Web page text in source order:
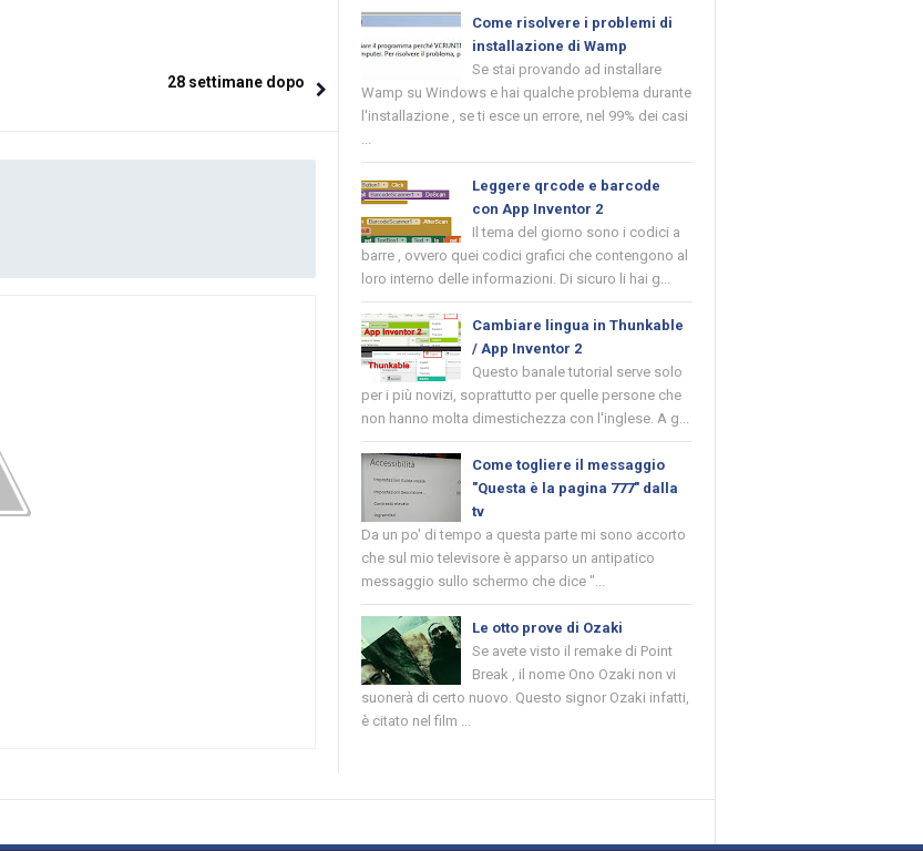
28 settimane dopo
Come risolvere i problemi di
installazione di Wamp
Se stai provando ad installare
Wamp su Windows e hai qualche problema durante
l'installazione , se ti esce un errore, nel 99% dei casi
...
Leggere qrcode e barcode
con App Inventor 2
Il tema del giorno sono i codici a
barre , ovvero quei codici grafici che contengono al
loro interno delle informazioni. Di sicuro li hai g...
Cambiare lingua in Thunkable
/ App Inventor 2
Questo banale tutorial serve solo
per i più novizi, soprattutto per quelle persone che
non hanno molta dimestichezza con l'inglese. A g...
Come togliere il messaggio
"Questa è la pagina 777" dalla
tv
Da un po' di tempo a questa parte mi sono accorto
che sul mio televisore è apparso un antipatico
messaggio sullo schermo che dice "...
Le otto prove di Ozaki
Se avete visto il remake di Point
Break , il nome Ono Ozaki non vi
suonerà di certo nuovo. Questo signor Ozaki infatti,
è citato nel film ...